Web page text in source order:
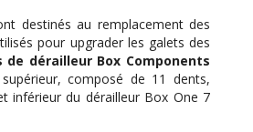
destinés au remplacement des
pour upgrader les galets des
de dérailleur Box Components
composé de 11 dents,
inférieur du dérailleur Box One 7